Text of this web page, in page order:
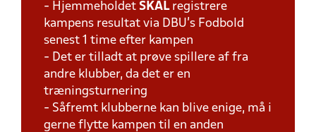
- Hjemmeholdet SKAL registrere
kampens resultat via DBU's Fodbold
senest 1 time efter kampen
- Det er tilladt at prøve spillere af fra
andre klubber, da det er en
træningsturnering
- Såfremt klubberne kan blive enige, må i
gerne flytte kampen til en anden